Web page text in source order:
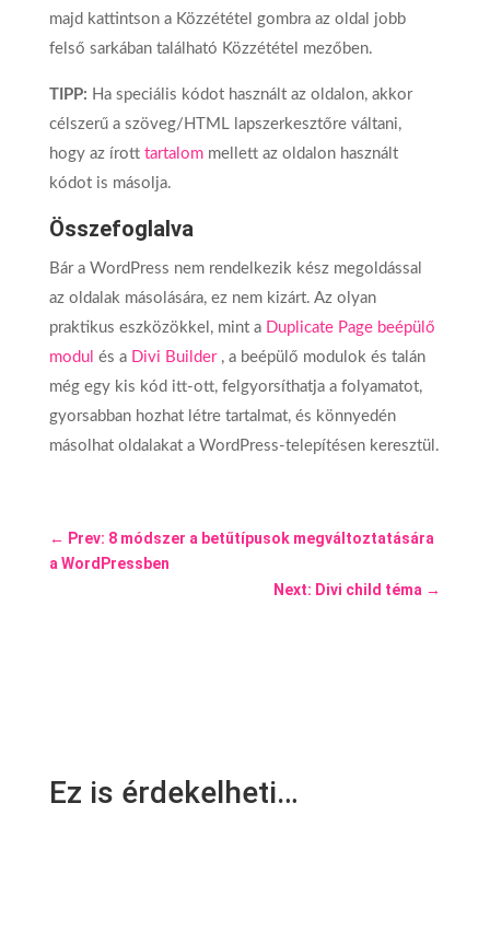
majd kattintson a Közzététel gombra az oldal jobb
felső sarkában található Közzététel mezőben.
TIPP: Ha speciális kódot használt az oldalon, akkor
célszerű a szöveg/HTML lapszerkesztőre váltani,
hogy az írott tartalommellett az oldalon használt
kódot is másolja.
Összefoglalva
Bár a WordPress nem rendelkezik kész megoldással
az oldalak másolására, ez nem kizárt. Az olyan
praktikus eszközökkel, mint a Duplicate Page beépülő
modul és a Divi Builder, a beépülő modulok és talán
még egy kis kód itt-ott, felgyorsíthatja a folyamatot,
gyorsabban hozhat létre tartalmat, és könnyedén
másolhat oldalakat a WordPress-telepítésen keresztül.
← Prev: 8 módszer a betűtípusok megváltoztatására
a WordPressben
Next: Divi child téma →
Ez is érdekelheti…